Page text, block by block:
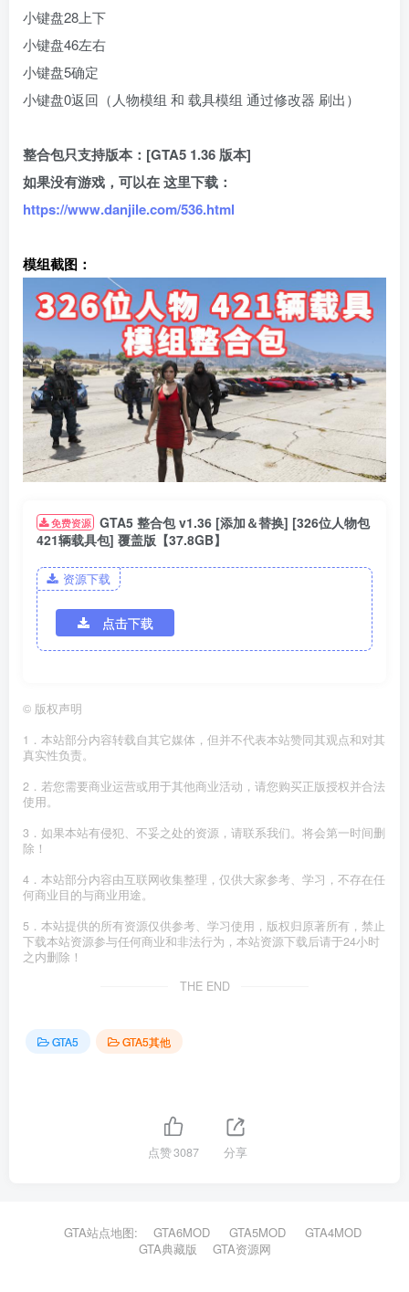
小键盘28上下
小键盘46左右
小键盘5确定
小键盘0返回（人物模组 和 载具模组 通过修改器 刷出）
整合包只支持版本：[GTA5 1.36 版本]
如果没有游戏，可以在 这里下载：
https://www.danjile.com/536.html
模组截图：
免费资源 GTA5 整合包 v1.36 [添加＆替换] [326位人物包
421辆载具包] 覆盖版【37.8GB】
资源下载
点击下载
© 版权声明
1．本站部分内容转载自其它媒体，但并不代表本站赞同其观点和对其
真实性负责。
2．若您需要商业运营或用于其他商业活动，请您购买正版授权并合法
使用。
3．如果本站有侵犯、不妥之处的资源，请联系我们。将会第一时间删
除！
4．本站部分内容由互联网收集整理，仅供大家参考、学习，不存在任
何商业目的与商业用途。
5．本站提供的所有资源仅供参考、学习使用，版权归原著所有，禁止
下载本站资源参与任何商业和非法行为，本站资源下载后请于24小时
之内删除！
THE END
GTA5 GTA5其他
点赞3087 分享
GTA站点地图: GTA6MOD GTA5MOD
GTA4MOD
GTA典藏版
GTA资源网